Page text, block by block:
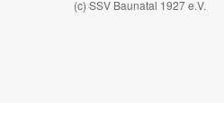
(c) SSV Baunatal 1927 e.V.